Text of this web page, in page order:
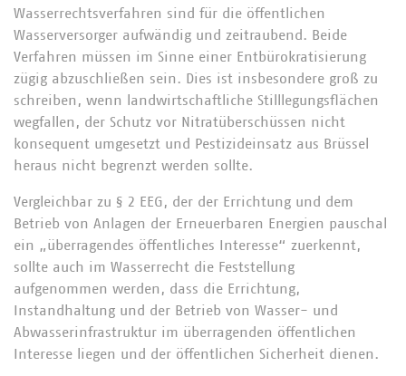
Wasserrechtsverfahren sind für die öffentlichen
Wasserversorger aufwändig und zeitraubend. Beide
Verfahren müssen im Sinne einer Entbürokratisierung
zügig abzuschließen sein. Dies ist insbesondere groß zu
schreiben, wenn landwirtschaftliche Stilllegungsflächen
wegfallen, der Schutz vor Nitratüberschüssen nicht
konsequent umgesetzt und Pestizideinsatz aus Brüssel
heraus nicht begrenzt werden sollte.
Vergleichbar zu § 2 EEG, der der Errichtung und dem
Betrieb von Anlagen der Erneuerbaren Energien pauschal
ein „überragendes öffentliches Interesse“ zuerkennt,
sollte auch im Wasserrecht die Feststellung
aufgenommen werden, dass die Errichtung,
Instandhaltung und der Betrieb von Wasser- und
Abwasserinfrastruktur im überragenden öffentlichen
Interesse liegen und der öffentlichen Sicherheit dienen.